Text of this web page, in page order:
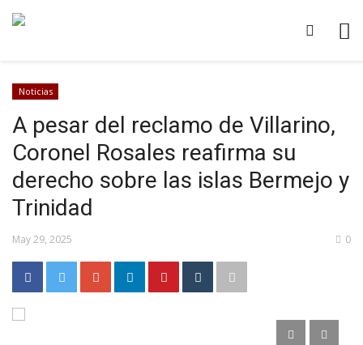
Noticias
A pesar del reclamo de Villarino,
Coronel Rosales reafirma su
derecho sobre las islas Bermejo y
Trinidad
May 29, 2025 0